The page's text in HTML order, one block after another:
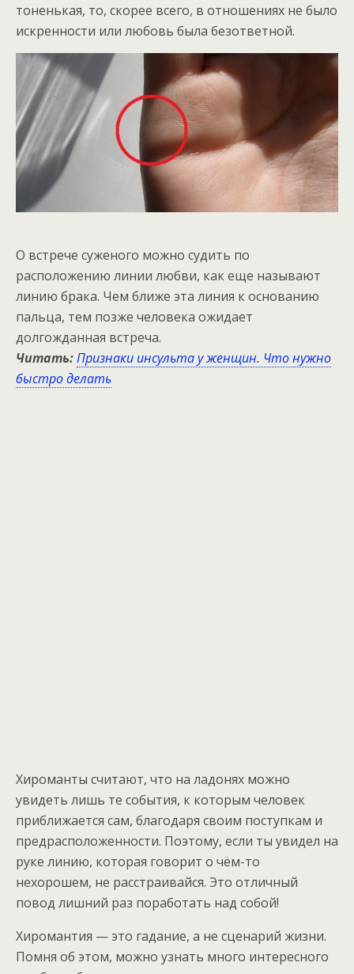
тоненькая, то, скорее всего, в отношениях не было
искренности или любовь была безответной.
О встрече суженого можно судить по
расположению линии любви, как еще называют
линию брака. Чем ближе эта линия к основанию
пальца, тем позже человека ожидает
долгожданная встреча.
Читать:Признаки инсульта у женщин. Что нужно
быстро делать
Хироманты считают, что на ладонях можно
увидеть лишь те события, к которым человек
приближается сам, благодаря своим поступкам и
предрасположенности. Поэтому, если ты увидел на
руке линию, которая говорит о чём-то
нехорошем, не расстраивайся. Это отличный
повод лишний раз поработать над собой!
Хиромантия — это гадание, а не сценарий жизни.
Помня об этом, можно узнать много интересного